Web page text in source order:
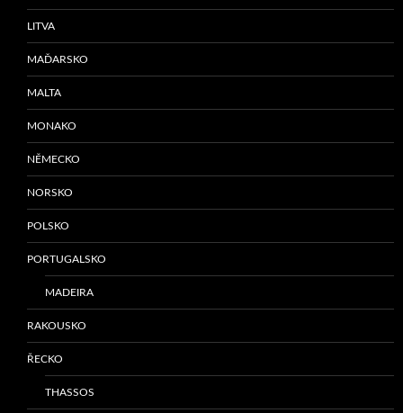
LITVA
MAĎARSKO
MALTA
MONAKO
NĚMECKO
NORSKO
POLSKO
PORTUGALSKO
MADEIRA
RAKOUSKO
ŘECKO
THASSOS